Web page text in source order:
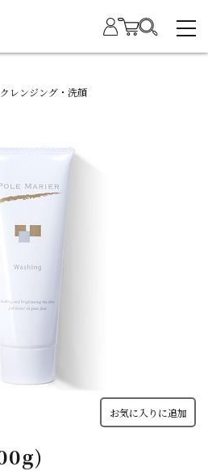
クレンジング・洗顔
お気に入りに追加